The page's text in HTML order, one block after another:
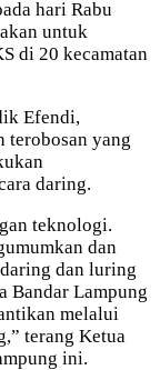
hari Rabu
untuk
di 20 kecamatan
Efendi,
terobosan yang
daring.
teknologi.
dan
dan luring
Bandar Lampung
melalui
terang Ketua
ini.